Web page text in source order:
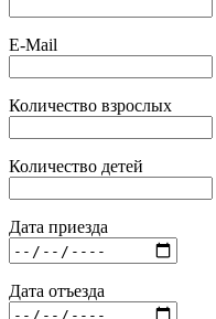
E-Mail
Количество взрослых
Количество детей
Дата приезда
Дата отъезда